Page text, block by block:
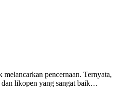
pencernaan. Ternyata,
dan likopen yang sangat baik…